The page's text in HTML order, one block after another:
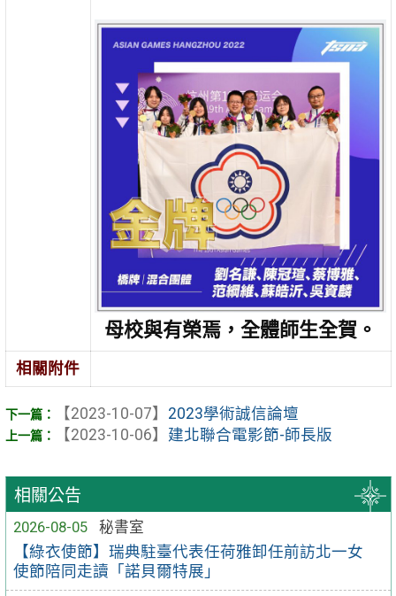
相關公告
2026-08-05
秘書室
【綠衣使節】瑞典駐臺代表任荷雅卸任前訪北一女
使節陪同走讀「諾貝爾特展」
母校與有榮焉，全體師生全賀。
相關附件
【2023-10-07】 2023學術誠信論壇
【2023-10-06】 建北聯合電影節-師長版